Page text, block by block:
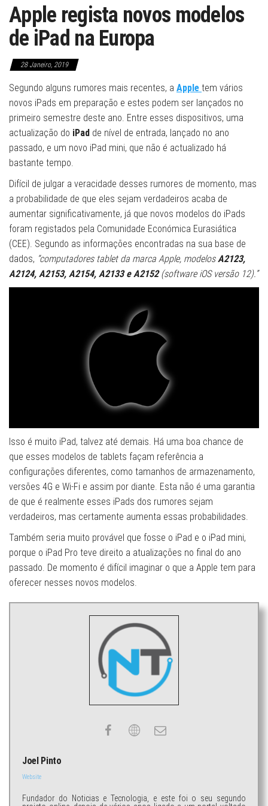
Apple regista novos modelos
de iPad na Europa
28 Janeiro, 2019
Segundo alguns rumores mais recentes, a Apple tem vários
novos iPads em preparação e estes podem ser lançados no
primeiro semestre deste ano. Entre esses dispositivos, uma
actualização do iPad de nível de entrada, lançado no ano
passado, e um novo iPad mini, que não é actualizado há
bastante tempo.
Difícil de julgar a veracidade desses rumores de momento, mas
a probabilidade de que eles sejam verdadeiros acaba de
aumentar significativamente, já que novos modelos do iPads
foram registados pela Comunidade Económica Eurasiática
(CEE). Segundo as informações encontradas na sua base de
dados, “computadores tablet da marca Apple, modelosA2123,
A2124, A2153, A2154, A2133 e A2152(software iOS versão 12).”
Isso é muito iPad, talvez até demais. Há uma boa chance de
que esses modelos de tablets façam referência a
configurações diferentes, como tamanhos de armazenamento,
versões 4G e Wi-Fi e assim por diante. Esta não é uma garantia
de que é realmente esses iPads dos rumores sejam
verdadeiros, mas certamente aumenta essas probabilidades.
Também seria muito provável que fosse o iPad e o iPad mini,
porque o iPad Pro teve direito a atualizações no final do ano
passado. De momento é difícil imaginar o que a Apple tem para
oferecer nesses novos modelos.
Joel Pinto
Website
Fundador do Noticias e Tecnologia, e este foi o seu segundo